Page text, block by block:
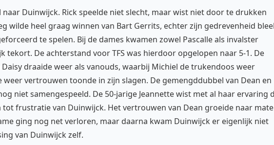
Duinwijck. Rick speelde niet slecht, maar wist niet door te drukken
wilde heel graag winnen van Bart Gerrits, echter zijn gedrevenheid
te spelen. Bij de dames kwamen zowel Pascalle als invalster
tekort. De achterstand voor TFS was hierdoor opgelopen naar 5-1. De
draaide weer als vanouds, waarbij Michiel de trukendoos weer
vertrouwen toonde in zijn slagen. De gemengddubbel van Dean en
niet samengespeeld. De 50-jarige Jeannette wist met al haar ervaring
frustratie van Duinwijck. Het vertrouwen van Dean groeide naar mate
ging nog net verloren, maar daarna kwam Duinwijck er eigenlijk niet
van Duinwijck zelf.